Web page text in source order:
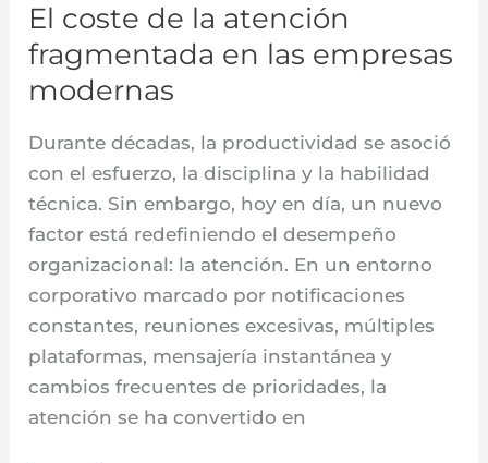
El coste de la atención
fragmentada en las empresas
modernas
Durante décadas, la productividad se asoció
con el esfuerzo, la disciplina y la habilidad
técnica. Sin embargo, hoy en día, un nuevo
factor está redefiniendo el desempeño
organizacional: la atención. En un entorno
corporativo marcado por notificaciones
constantes, reuniones excesivas, múltiples
plataformas, mensajería instantánea y
cambios frecuentes de prioridades, la
atención se ha convertido en
modernas